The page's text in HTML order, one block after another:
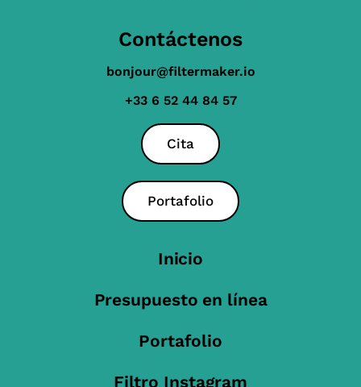
Contáctenos
bonjour@filtermaker.io
+33 6 52 44 84 57
Cita
Portafolio
Inicio
Presupuesto en línea
Portafolio
Filtro Instagram